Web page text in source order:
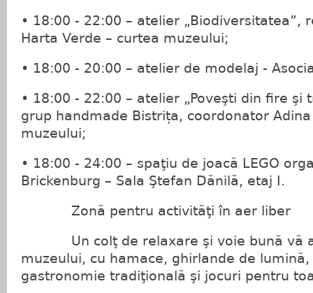
• 18:00 - 22:00 – atelier „Biodiversitatea”,
Harta Verde – curtea muzeului;
• 18:00 - 20:00 – atelier de modelaj -
• 18:00 - 22:00 – atelier „Poveşti din fire şi
grup handmade Bistrița, coordonator Adina
muzeului;
• 18:00 - 24:00 – spaţiu de joacă LEGO
Brickenburg – Sala Ştefan Dănilă, etaj I.
Zonă pentru activităţi în aer liber
Un colţ de relaxare şi voie bună vă
muzeului, cu hamace, ghirlande de
gastronomie tradiţională şi jocuri pentru